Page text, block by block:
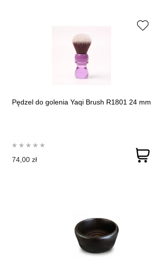
Pędzel do golenia Yaqi Brush R1801 24 mm
74,00 zł